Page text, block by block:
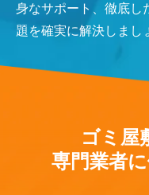
身なサポート、徹底し
題を確実に解決しまし
ゴミ屋
専門業者